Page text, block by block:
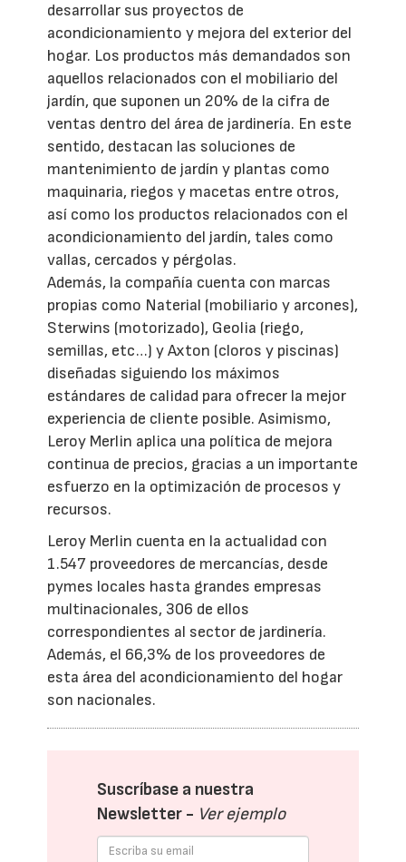
desarrollar sus proyectos de
acondicionamiento y mejora del exterior del
hogar. Los productos más demandados son
aquellos relacionados con el mobiliario del
jardín, que suponen un 20% de la cifra de
ventas dentro del área de jardinería. En este
sentido, destacan las soluciones de
mantenimiento de jardín y plantas como
maquinaria, riegos y macetas entre otros,
así como los productos relacionados con el
acondicionamiento del jardín, tales como
vallas, cercados y pérgolas.
Además, la compañía cuenta con marcas
propias como Naterial (mobiliario y arcones),
Sterwins (motorizado), Geolia (riego,
semillas, etc…) y Axton (cloros y piscinas)
diseñadas siguiendo los máximos
estándares de calidad para ofrecer la mejor
experiencia de cliente posible. Asimismo,
Leroy Merlin aplica una política de mejora
continua de precios, gracias a un importante
esfuerzo en la optimización de procesos y
recursos.
Leroy Merlin cuenta en la actualidad con
1.547 proveedores de mercancías, desde
pymes locales hasta grandes empresas
multinacionales, 306 de ellos
correspondientes al sector de jardinería.
Además, el 66,3% de los proveedores de
esta área del acondicionamiento del hogar
son nacionales.
Suscríbase a nuestra
Newsletter - Ver ejemplo